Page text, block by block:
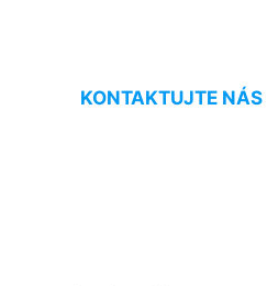
KONTAKTUJTE NÁS